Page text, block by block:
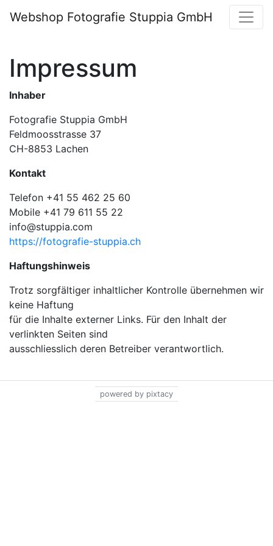
Webshop Fotografie Stuppia GmbH
Impressum
Inhaber
Fotografie Stuppia GmbH
Feldmoosstrasse 37
CH-8853 Lachen
Kontakt
Telefon +41 55 462 25 60
Mobile +41 79 611 55 22
info@stuppia.com
https://fotografie-stuppia.ch
Haftungshinweis
Trotz sorgfältiger inhaltlicher Kontrolle übernehmen wir
keine Haftung
für die Inhalte externer Links. Für den Inhalt der
verlinkten Seiten sind
ausschliesslich deren Betreiber verantwortlich.
powered by pixtacy